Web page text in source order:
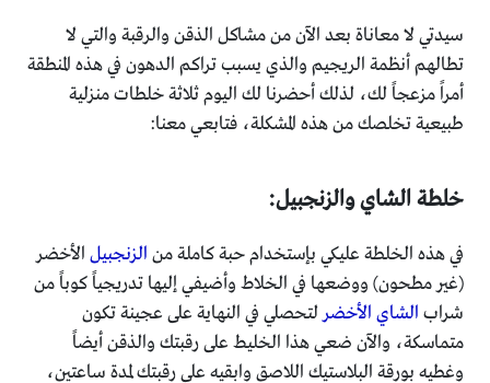
سيدتي لا معاناة بعد الآن من مشاكل الذقن والرقبة والتي لا
تطالهم أنظمة الريجيم والذي يسبب تراكم الدهون في هذه المنطقة
أمراً مزعجاً لك، لذلك أحضرنا لك اليوم ثلاثة خلطات منزلية
طبيعية تخلصك من هذه المشكلة، فتابعي معنا:
خلطة الشاي والزنجبيل:
في هذه الخلطة عليكي بإستخدام حبة كاملة من الزنجبيل الأخضر
(غير مطحون) ووضعها في الخلاط وأضيفي إليها تدريجياً كوباً من
شراب الشاي الأخضر لتحصلي في النهاية على عجينة تكون
متماسكة، والآن ضعي هذا الخليط على رقبتك والذقن أيضاً
وغطيه بورقة البلاستيك اللاصق وابقيه على رقبتك لمدة ساعتين،